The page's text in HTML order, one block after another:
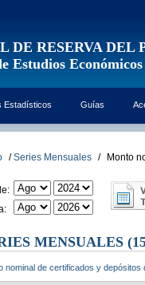
DE RESERVA DEL
Estudios Económicos
Estadísticos Guías
/ Series Mensuales / Monto
MENSUALES
nominal de certificados y